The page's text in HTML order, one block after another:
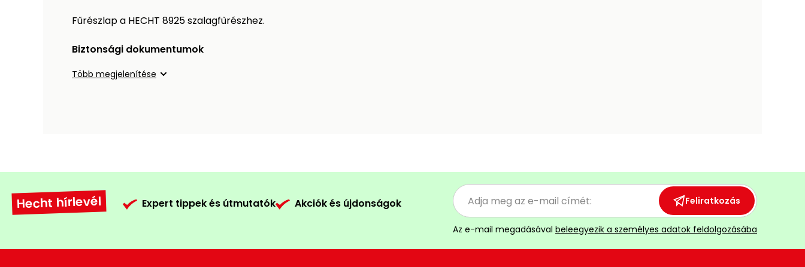
Fűrészlap a HECHT 8925 szalagfűrészhez.
Biztonsági dokumentumok
Több megjelenítése
Hecht hírlevél Expert tippek és útmutatók Akciók és újdonságok Feliratkozás
Az e-mail megadásával beleegyezik a személyes adatok feldolgozásába